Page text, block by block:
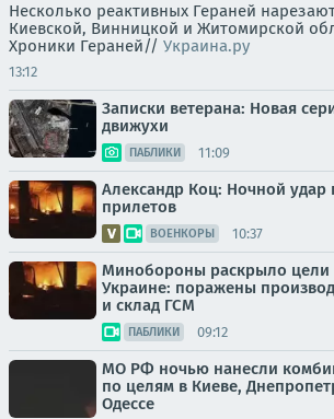
Несколько реактивных Гераней
Киевской, Винницкой и Житомирской
Хроники Гераней// Украина.ру
13:12
Записки ветерана: Новая
движухи
ПАБЛИКИ 11:09
Александр Коц: Ночной удар
прилетов
ВОЕНКОРЫ 10:37
Минобороны раскрыло цели
Украине: поражены
и склад ГСМ
ПАБЛИКИ 09:12
МО РФ ночью нанесли
по целям в Киеве,
Одессе